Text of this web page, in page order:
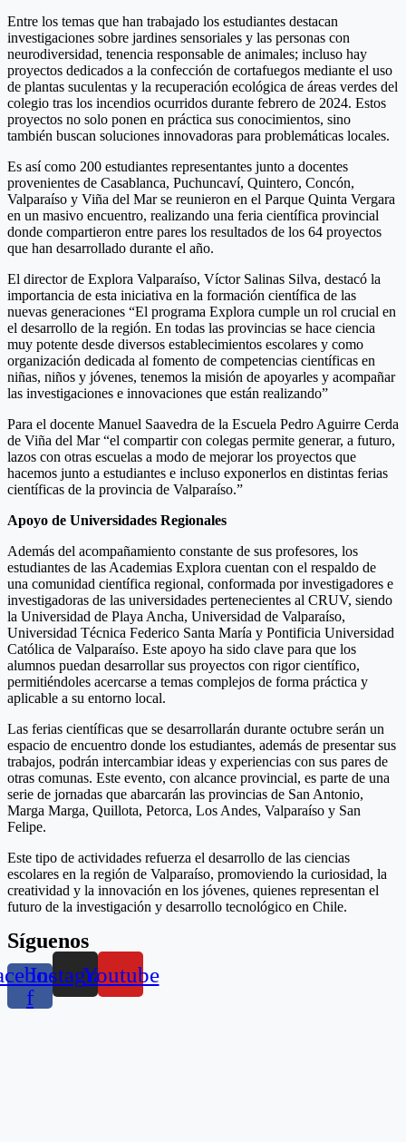
Entre los temas que han trabajado los estudiantes destacan
investigaciones sobre jardines sensoriales y las personas con
neurodiversidad, tenencia responsable de animales; incluso hay
proyectos dedicados a la confección de cortafuegos mediante el uso
de plantas suculentas y la recuperación ecológica de áreas verdes del
colegio tras los incendios ocurridos durante febrero de 2024. Estos
proyectos no solo ponen en práctica sus conocimientos, sino
también buscan soluciones innovadoras para problemáticas locales.
Es así como 200 estudiantes representantes junto a docentes
provenientes de Casablanca, Puchuncaví, Quintero, Concón,
Valparaíso y Viña del Mar se reunieron en el Parque Quinta Vergara
en un masivo encuentro, realizando una feria científica provincial
donde compartieron entre pares los resultados de los 64 proyectos
que han desarrollado durante el año.
El director de Explora Valparaíso, Víctor Salinas Silva, destacó la
importancia de esta iniciativa en la formación científica de las
nuevas generaciones “El programa Explora cumple un rol crucial en
el desarrollo de la región. En todas las provincias se hace ciencia
muy potente desde diversos establecimientos escolares y como
organización dedicada al fomento de competencias científicas en
niñas, niños y jóvenes, tenemos la misión de apoyarles y acompañar
las investigaciones e innovaciones que están realizando”
Para el docente Manuel Saavedra de la Escuela Pedro Aguirre Cerda
de Viña del Mar “el compartir con colegas permite generar, a futuro,
lazos con otras escuelas a modo de mejorar los proyectos que
hacemos junto a estudiantes e incluso exponerlos en distintas ferias
científicas de la provincia de Valparaíso.”
Apoyo de Universidades Regionales
Además del acompañamiento constante de sus profesores, los
estudiantes de las Academias Explora cuentan con el respaldo de
una comunidad científica regional, conformada por investigadores e
investigadoras de las universidades pertenecientes al CRUV, siendo
la Universidad de Playa Ancha, Universidad de Valparaíso,
Universidad Técnica Federico Santa María y Pontificia Universidad
Católica de Valparaíso. Este apoyo ha sido clave para que los
alumnos puedan desarrollar sus proyectos con rigor científico,
permitiéndoles acercarse a temas complejos de forma práctica y
aplicable a su entorno local.
Las ferias científicas que se desarrollarán durante octubre serán un
espacio de encuentro donde los estudiantes, además de presentar sus
trabajos, podrán intercambiar ideas y experiencias con sus pares de
otras comunas. Este evento, con alcance provincial, es parte de una
serie de jornadas que abarcarán las provincias de San Antonio,
Marga Marga, Quillota, Petorca, Los Andes, Valparaíso y San
Felipe.
Este tipo de actividades refuerza el desarrollo de las ciencias
escolares en la región de Valparaíso, promoviendo la curiosidad, la
creatividad y la innovación en los jóvenes, quienes representan el
futuro de la investigación y desarrollo tecnológico en Chile.
Síguenos
f
InstagramYoutube